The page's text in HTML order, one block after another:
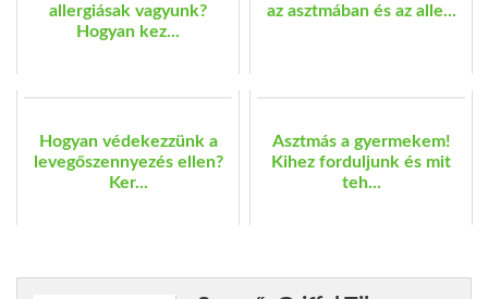
allergiásak vagyunk?
Hogyan kez...
az asztmában és az alle...
Hogyan védekezzünk a
levegőszennyezés ellen?
Ker...
Asztmás a gyermekem!
Kihez forduljunk és mit
teh...